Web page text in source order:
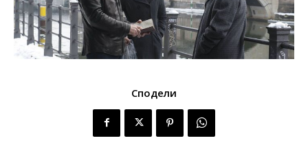
Сподели